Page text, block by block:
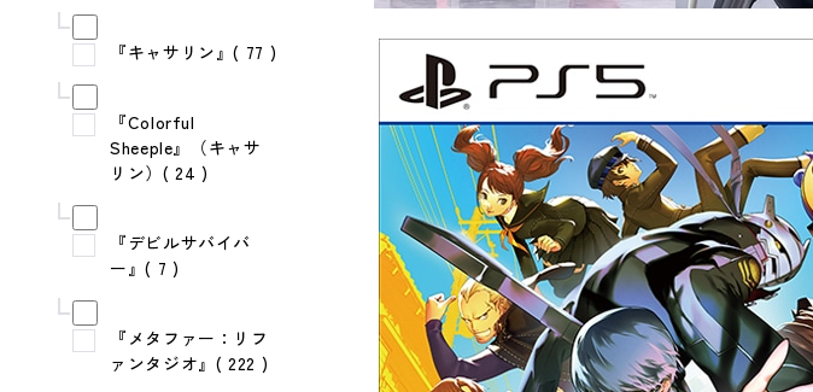
『キャサリン』( 77 )
『Colorful
Sheeple』（キャサ
リン）( 24 )
『デビルサバイバ
ー』( 7 )
『メタファー：リフ
ァンタジオ』( 222 )